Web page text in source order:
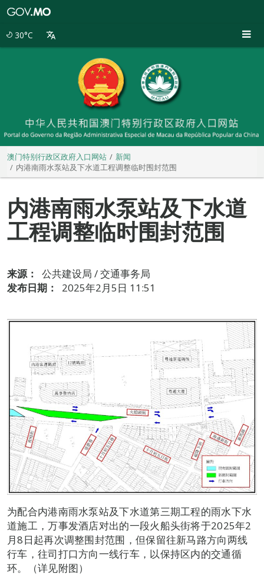
30°C
澳门特别行政区政府入口网站
新闻
内港南雨水泵站及下水道工程调整临时围封范围
内港南雨水泵站及下水道
工程调整临时围封范围
来源：
公共建设局 / 交通事务局
发布日期：
2025年2月5日 11:51
为配合内港南雨水泵站及下水道第三期工程的雨水下水
道施工，万事发酒店对出的一段火船头街将于2025年2
月8日起再次调整围封范围，但保留往新马路方向两线
行车，往司打口方向一线行车，以保持区内的交通循
环。（详见附图）